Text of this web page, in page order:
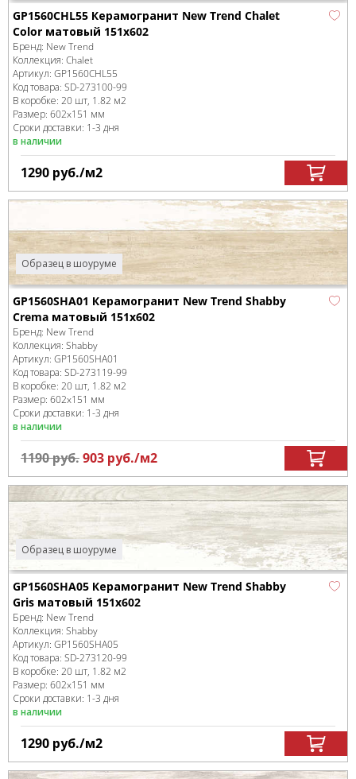
GP1560CHL55 Керамогранит New Trend Chalet
Color матовый 151x602
Бренд: New Trend
Коллекция: Chalet
Артикул: GP1560CHL55
Код товара: SD-273100-99
В коробке: 20 шт, 1.82 м2
Размер: 602x151 мм
Сроки доставки: 1-3 дня
в наличии
1290 руб./м2
Образец в шоуруме
GP1560SHA01 Керамогранит New Trend Shabby
Crema матовый 151x602
Бренд: New Trend
Коллекция: Shabby
Артикул: GP1560SHA01
Код товара: SD-273119-99
В коробке: 20 шт, 1.82 м2
Размер: 602x151 мм
Сроки доставки: 1-3 дня
в наличии
1190руб.903 руб./м2
Образец в шоуруме
GP1560SHA05 Керамогранит New Trend Shabby
Gris матовый 151x602
Бренд: New Trend
Коллекция: Shabby
Артикул: GP1560SHA05
Код товара: SD-273120-99
В коробке: 20 шт, 1.82 м2
Размер: 602x151 мм
Сроки доставки: 1-3 дня
в наличии
1290 руб./м2